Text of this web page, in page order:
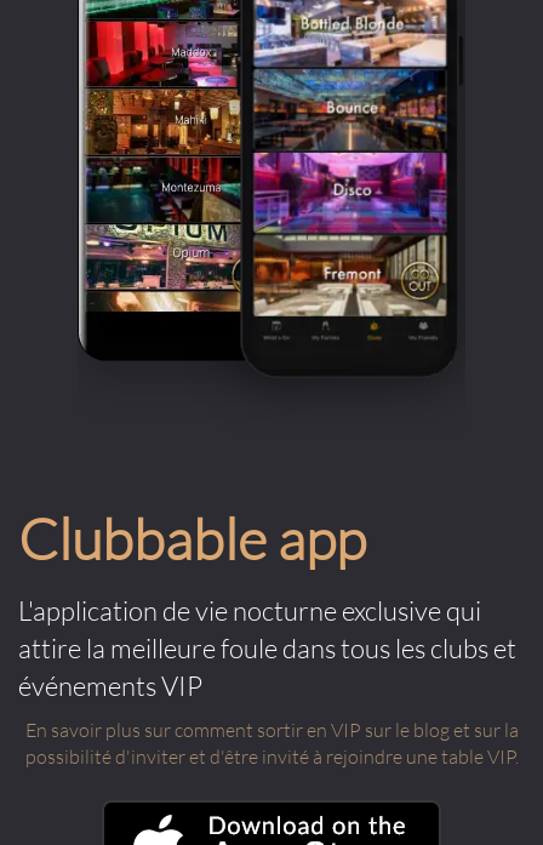
Clubbable app
L'application de vie nocturne exclusive qui
attire la meilleure foule dans tous les clubs et
événements VIP
En savoir plus sur comment sortir en VIP sur le blog et sur la
possibilité d'inviter et d'être invité à rejoindre une table VIP.